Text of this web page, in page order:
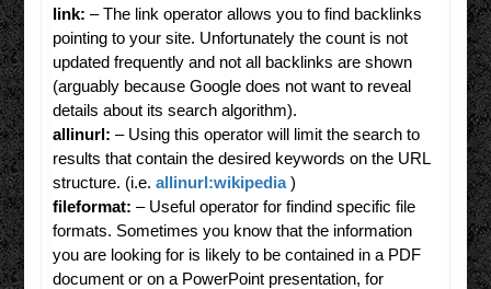
link: – The link operator allows you to find backlinks
pointing to your site. Unfortunately the count is not
updated frequently and not all backlinks are shown
(arguably because Google does not want to reveal
details about its search algorithm).
allinurl: – Using this operator will limit the search to
results that contain the desired keywords on the URL
structure. (i.e.allinurl:wikipedia)
fileformat: – Useful operator for findind specific file
formats. Sometimes you know that the information
you are looking for is likely to be contained in a PDF
document or on a PowerPoint presentation, for